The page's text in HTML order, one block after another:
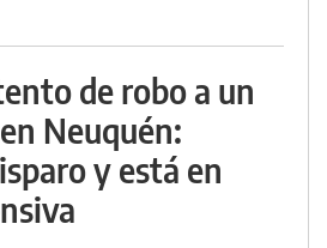
de robo a un
Neuquén:
y está en